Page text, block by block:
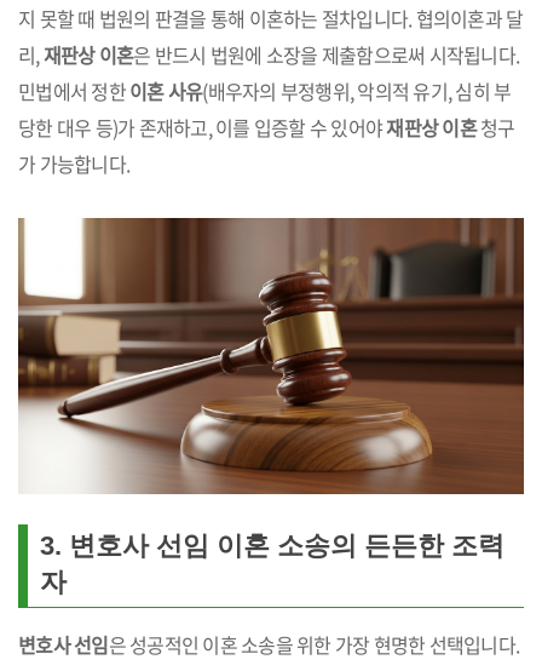
지 못할 때 법원의 판결을 통해 이혼하는 절차입니다. 협의이혼과 달
리,재판상 이혼은 반드시 법원에 소장을 제출함으로써 시작됩니다.
민법에서 정한이혼 사유(배우자의 부정행위, 악의적 유기, 심히 부
당한 대우 등)가 존재하고, 이를 입증할 수 있어야재판상 이혼청구
가 가능합니다.
3. 변호사 선임 이혼 소송의 든든한 조력
자
변호사 선임은 성공적인 이혼 소송을 위한 가장 현명한 선택입니다.